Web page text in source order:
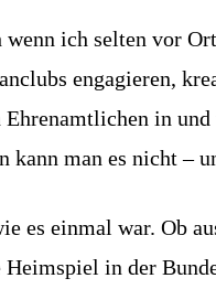
ich selten vor
engagieren,
in
kann man es nicht –
es einmal war. Ob
in der